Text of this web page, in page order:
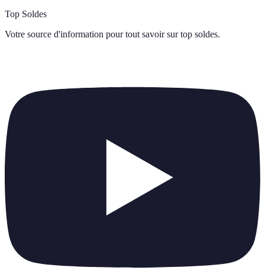
Top Soldes
Votre source d'information pour tout savoir sur top soldes.